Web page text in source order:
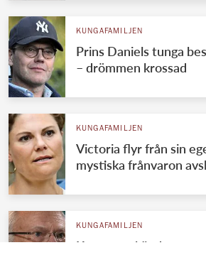
KUNGAFAMILJEN
Prins Daniels tunga
– drömmen krossad
KUNGAFAMILJEN
Victoria flyr från sin
mystiska frånvaron
KUNGAFAMILJEN
Kungens okända